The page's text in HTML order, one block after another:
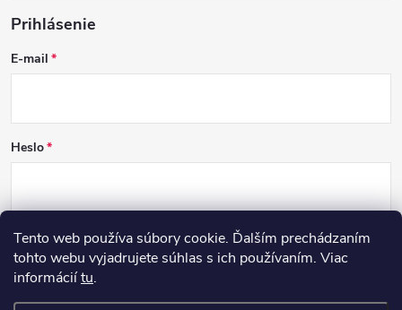
Tento web používa súbory cookie. Ďalším prechádzaním
tohto webu vyjadrujete súhlas s ich používaním. Viac
informáciítu.
Prihlásenie
E-mail
Heslo
PRIHLÁSIŤ SA